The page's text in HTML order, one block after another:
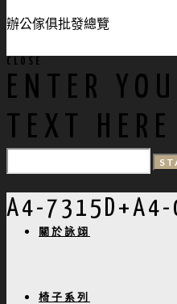
辦公傢俱批發總覽
關於詠翊
椅子系列
CLOSE
ENTER
TEXT HERE
A4-